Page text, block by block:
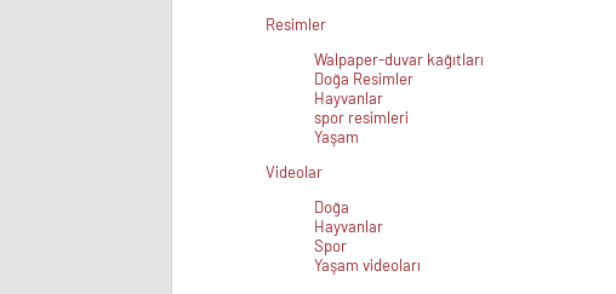
Resimler
Walpaper-duvar kağıtları
Doğa Resimler
Hayvanlar
spor resimleri
Yaşam
Videolar
Doğa
Hayvanlar
Spor
Yaşam videoları